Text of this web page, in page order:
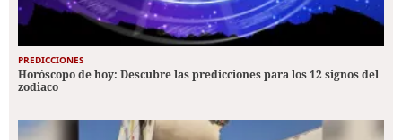
PREDICCIONES
Horóscopo de hoy: Descubre las predicciones para los 12 signos del
zodiaco